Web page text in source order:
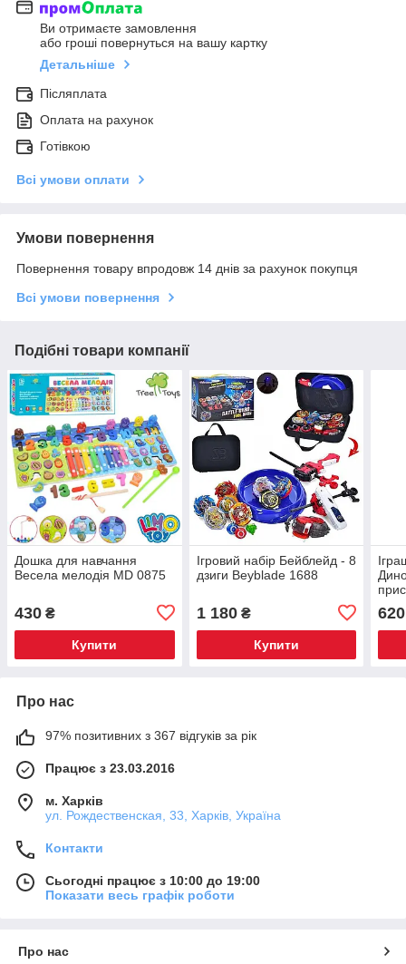
Ви отримаєте замовлення
або гроші повернуться на вашу картку
Детальніше
Післяплата
Оплата на рахунок
Готівкою
Всі умови оплати
Умови повернення
Повернення товару впродовж 14 днів за рахунок покупця
Всі умови повернення
Подібні товари компанії
Дошка для навчання
Весела мелодія MD 0875
430 ₴
Купити
Ігровий набір Бейблейд - 8
дзиги Beyblade 1688
1 180₴
Купити
620
Про нас
97% позитивних з 367 відгуків за рік
Працює з 23.03.2016
м. Харків
ул. Рождественская, 33, Харків, Україна
Контакти
Сьогодні працює з 10:00 до 19:00
Показати весь графік роботи
Про нас